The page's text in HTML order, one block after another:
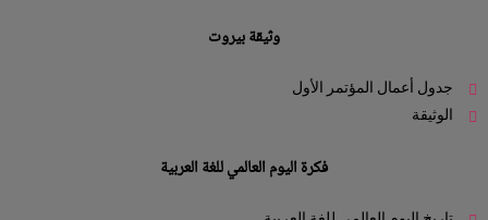
وثيقة بيروت
جدول أعمال المؤتمر الأول
الوثيقة
فكرة اليوم العالمي للغة العربية